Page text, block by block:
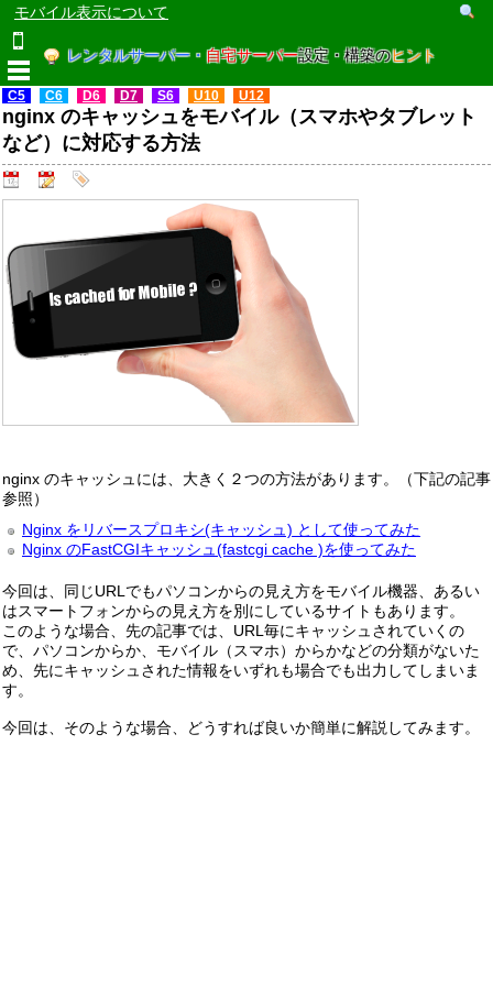
モバイル表示について
レンタルサーバー・ 自宅サーバー設定・構築のヒント
C5 C6 D6 D7 S6 U10 U12
nginx のキャッシュをモバイル（スマホやタブレット
など）に対応する方法
nginx のキャッシュには、大きく２つの方法があります。（下記の記事
参照）
Nginx をリバースプロキシ(キャッシュ) として使ってみた
Nginx のFastCGIキャッシュ(fastcgi cache )を使ってみた
今回は、同じURLでもパソコンからの見え方をモバイル機器、あるい
はスマートフォンからの見え方を別にしているサイトもあります。
このような場合、先の記事では、URL毎にキャッシュされていくの
で、パソコンからか、モバイル（スマホ）からかなどの分類がないた
め、先にキャッシュされた情報をいずれも場合でも出力してしまいま
す。
今回は、そのような場合、どうすれば良いか簡単に解説してみます。